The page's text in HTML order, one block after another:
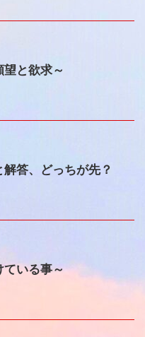
と欲求～
解答、どっちが先？
ている事～